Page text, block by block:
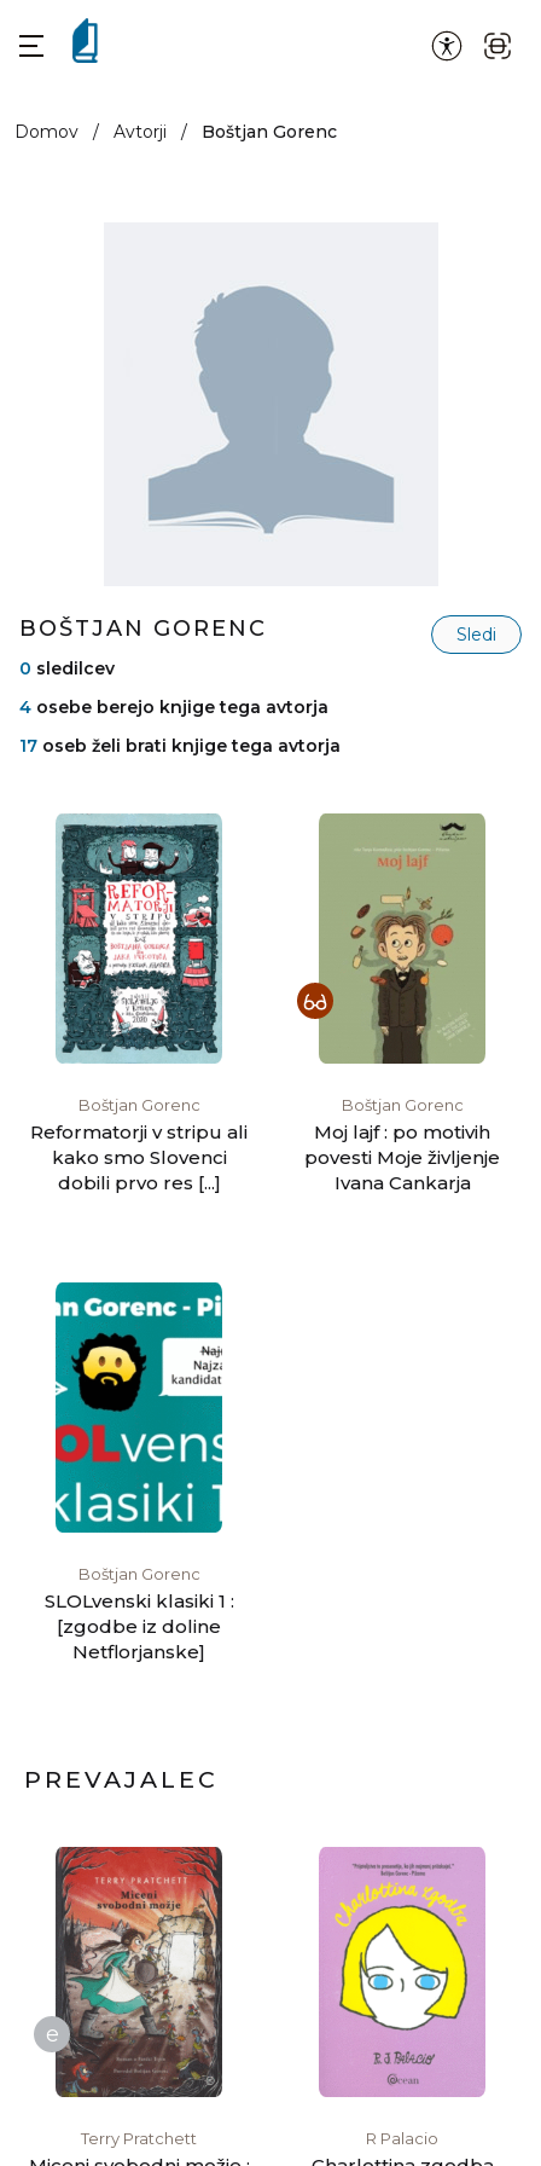
Domov / Avtorji / Boštjan Gorenc
BOŠTJAN GORENC
Sledi
0 sledilcev
4 osebe berejo knjige tega avtorja
17 oseb želi brati knjige tega avtorja
Boštjan Gorenc
Reformatorji v stripu ali
kako smo Slovenci
dobili prvo res [...]
Boštjan Gorenc
Moj lajf : po motivih
povesti Moje življenje
Ivana Cankarja
Boštjan Gorenc
SLOLvenski klasiki 1 :
[zgodbe iz doline
Netflorjanske]
PREVAJALEC
e
Terry Pratchett R Palacio